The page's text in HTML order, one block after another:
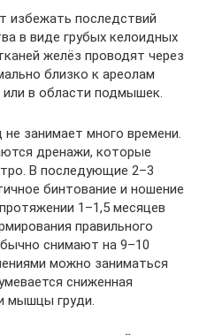
избежать последствий
в виде грубых келоидных
желёз проводят через
близко к ареолам
в области подмышек.
занимает много времени.
дренажи, которые
В последующие 2–3
бинтование и ношение
1–1,5 месяцев
правильного
снимают на 9–10
можно заниматься
сниженная
мышцы груди.